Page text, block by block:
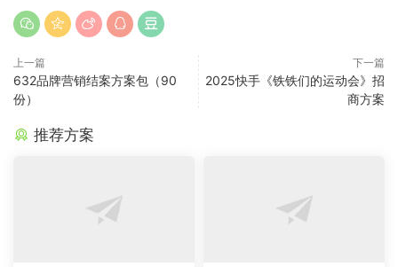
上一篇
632品牌营销结案方案包（90
份）
下一篇
2025快手《铁铁们的运动会》招
商方案
推荐方案